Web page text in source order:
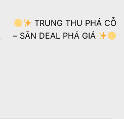
TRUNG THU PHÁ CỖ
– SĂN DEAL PHÁ GIÁ